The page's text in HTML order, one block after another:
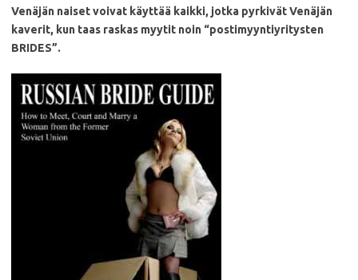
Venäjän naiset voivat käyttää kaikki, jotka pyrkivät Venäjän
kaverit, kun taas raskas myytit noin “postimyyntiyritysten
BRIDES”.